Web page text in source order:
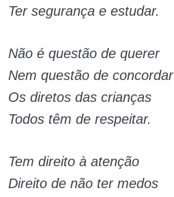
Ter segurança e estudar.
Não é questão de querer
Nem questão de concordar
Os diretos das crianças
Todos têm de respeitar.
Tem direito à atenção
Direito de não ter medos